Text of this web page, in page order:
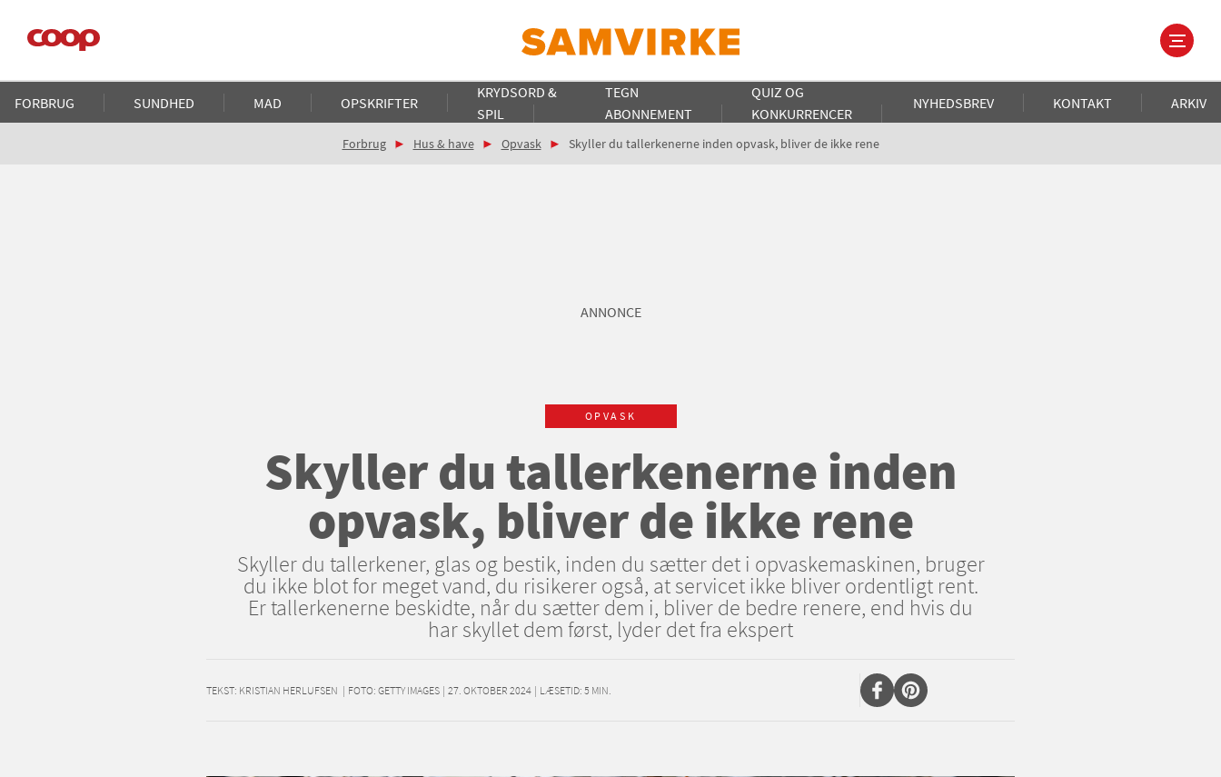
hovedindhold
Main
navigation
FORBRUG SUNDHED MAD OPSKRIFTER
KRYDSORD &
SPIL
TEGN
ABONNEMENT
QUIZ OG
KONKURRENCER
NYHEDSBREV KONTAKT ARKIV
Brødkrumme
Forbrug Hus & have Opvask Skyller du tallerkenerne inden opvask, bliver de ikke rene
ANNONCE
OPVASK
Skyller du tallerkenerne inden
opvask, bliver de ikke rene
Skyller du tallerkener, glas og bestik, inden du sætter det i opvaskemaskinen, bruger
du ikke blot for meget vand, du risikerer også, at servicet ikke bliver ordentligt rent.
Er tallerkenerne beskidte, når du sætter dem i, bliver de bedre renere, end hvis du
har skyllet dem først, lyder det fra ekspert
TEKST: KRISTIAN HERLUFSEN | FOTO: GETTY IMAGES | 27. OKTOBER 2024 | LÆSETID: 5 MIN.